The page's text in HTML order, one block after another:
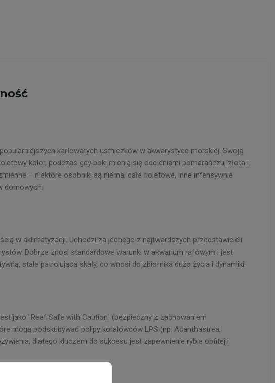
karłowatych ustniczków w akwarystyce morskiej. Swoją
kolor, podczas gdy boki mienią się odcieniami pomarańczu, złota i
– niektóre osobniki są niemal całe fioletowe, inne intensywnie
domowych.
w aklimatyzacji. Uchodzi za jednego z najtwardszych przedstawicieli
Dobrze znosi standardowe warunki w akwarium rafowym i jest
stale patrolującą skały, co wnosi do zbiornika dużo życia i dynamiki.
jako "Reef Safe with Caution" (bezpieczny z zachowaniem
mogą podskubywać polipy koralowców LPS (np. Acanthastrea,
dlatego kluczem do sukcesu jest zapewnienie rybie obfitej i